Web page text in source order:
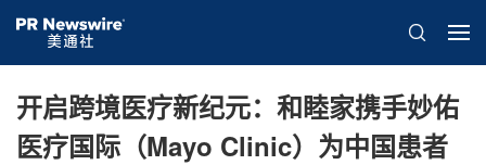
开启跨境医疗新纪元：和睦家携手妙佑
医疗国际（Mayo Clinic）为中国患者